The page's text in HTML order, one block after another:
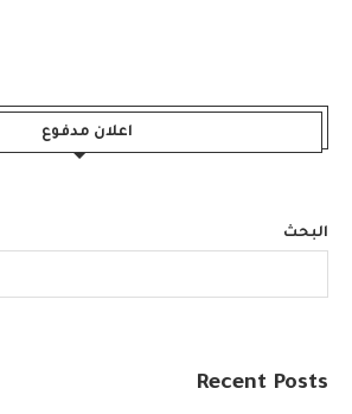
اعلان مدفوع
البحث
Recent Posts